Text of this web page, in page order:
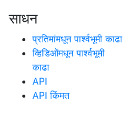
साधन
प्रतिमांमधून पार्श्वभूमी काढा
व्हिडिओंमधून पार्श्वभूमी
काढा
API
API किंमत